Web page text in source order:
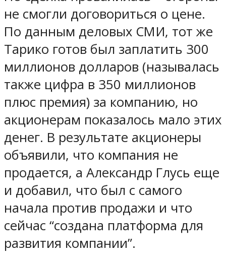
не смогли договориться о цене.
По данным деловых СМИ, тот же
Тарико готов был заплатить 300
миллионов долларов (называлась
также цифра в 350 миллионов
плюс премия) за компанию, но
акционерам показалось мало этих
денег. В результате акционеры
объявили, что компания не
продается, а Александр Глусь еще
и добавил, что был с самого
начала против продажи и что
сейчас “создана платформа для
развития компании”.